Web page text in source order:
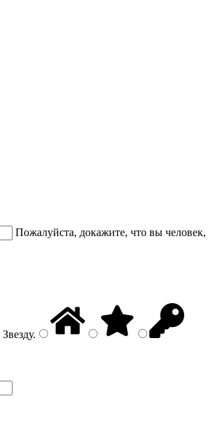
Пожалуйста, докажите, что вы человек,
Звезду.